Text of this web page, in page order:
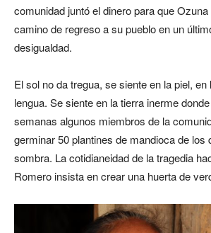
comunidad juntó el dinero para que
camino de regreso a su pueblo en un
desigualdad.
El sol no da tregua, se siente en la piel,
lengua. Se siente en la tierra inerme
semanas algunos miembros de la
germinar 50 plantines de mandioca de los
sombra. La cotidianeidad de la tragedia
Romero insista en crear una huerta de